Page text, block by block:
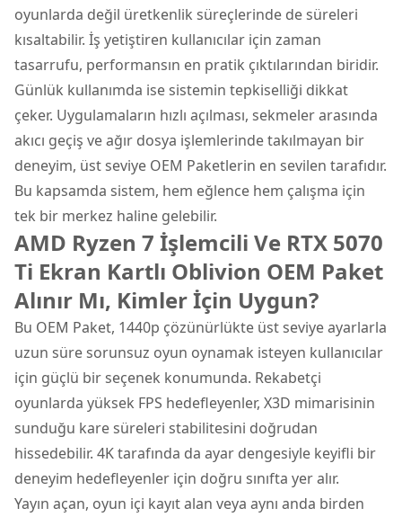
oyunlarda değil üretkenlik süreçlerinde de süreleri
kısaltabilir. İş yetiştiren kullanıcılar için zaman
tasarrufu, performansın en pratik çıktılarından biridir.
Günlük kullanımda ise sistemin tepkiselliği dikkat
çeker. Uygulamaların hızlı açılması, sekmeler arasında
akıcı geçiş ve ağır dosya işlemlerinde takılmayan bir
deneyim, üst seviye OEM Paketlerin en sevilen tarafıdır.
Bu kapsamda sistem, hem eğlence hem çalışma için
tek bir merkez haline gelebilir.
AMD Ryzen 7 İşlemcili Ve RTX 5070
Ti Ekran Kartlı Oblivion OEM Paket
Alınır Mı, Kimler İçin Uygun?
Bu OEM Paket, 1440p çözünürlükte üst seviye ayarlarla
uzun süre sorunsuz oyun oynamak isteyen kullanıcılar
için güçlü bir seçenek konumunda. Rekabetçi
oyunlarda yüksek FPS hedefleyenler, X3D mimarisinin
sunduğu kare süreleri stabilitesini doğrudan
hissedebilir. 4K tarafında da ayar dengesiyle keyifli bir
deneyim hedefleyenler için doğru sınıfta yer alır.
Yayın açan, oyun içi kayıt alan veya aynı anda birden